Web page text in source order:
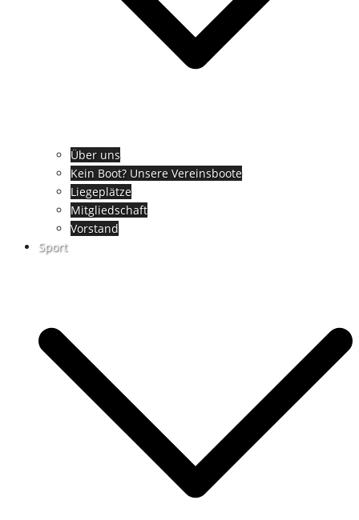
Über uns
Kein Boot? Unsere Vereinsboote
Liegeplätze
Mitgliedschaft
Vorstand
Sport